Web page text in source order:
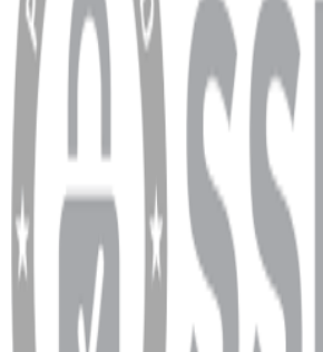
Ödeme ve Teslimat Şartları
Garanti ve İade Şartları
info@dukkanhifi.com
0850 441 40 44
info@dukkanhifi.com 0850 441 40 44
Çalışma Saatleri: Pazartesi - Cuma 09:30 -